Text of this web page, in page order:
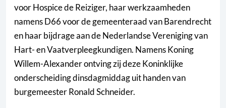
voor Hospice de Reiziger, haar werkzaamheden
namens D66 voor de gemeenteraad van Barendrecht
en haar bijdrage aan de Nederlandse Vereniging van
Hart- en Vaatverpleegkundigen. Namens Koning
Willem-Alexander ontving zij deze Koninklijke
onderscheiding dinsdagmiddag uit handen van
burgemeester Ronald Schneider.